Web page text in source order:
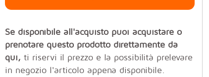
Se disponibile all'acquisto puoi acquistare o
prenotare questo prodotto direttamente da
qui, ti riservi il prezzo e la possibilità prelevare
in negozio l'articolo appena disponibile.